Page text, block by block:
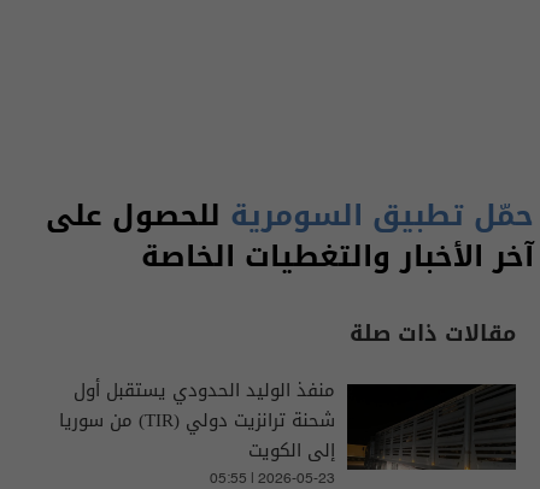
حمّل تطبيق السومرية للحصول على
آخر الأخبار والتغطيات الخاصة
مقالات ذات صلة
منفذ الوليد الحدودي يستقبل أول
شحنة ترانزيت دولي (TIR) من سوريا
إلى الكويت
05:55 | 2026-05-23